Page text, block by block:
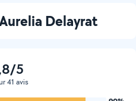
Delayrat
5
41 avis